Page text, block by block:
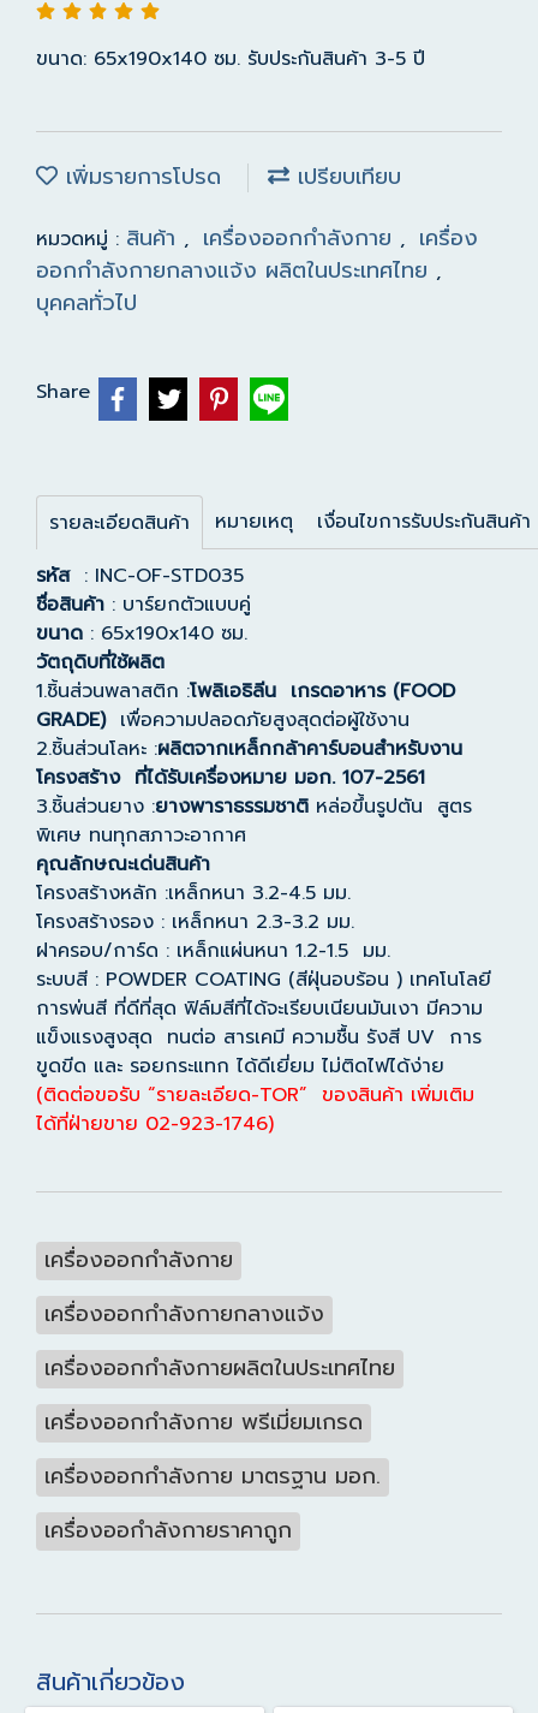
ขนาด: 65x190x140 ซม. รับประกันสินค้า 3-5 ปี
เพิ่มรายการโปรด เปรียบเทียบ
หมวดหมู่ : สินค้า , เครื่องออกกำลังกาย , เครื่อง
ออกกำลังกายกลางแจ้ง ผลิตในประเทศไทย ,
บุคคลทั่วไป
Share
รายละเอียดสินค้า หมายเหตุ
เงื่อนไขการรับประกันสินค้า
รหัส: INC-OF-STD035
ชื่อสินค้า : บาร์ยกตัวแบบคู่
ขนาด : 65x190x140 ซม.
วัตถุดิบที่ใช้ผลิต
1.ชิ้นส่วนพลาสติก :โพลิเอธิลีน เกรดอาหาร (FOOD
GRADE) เพื่อความปลอดภัยสูงสุดต่อผู้ใช้งาน
2.ชิ้นส่วนโลหะ :ผลิตจากเหล็กกล้าคาร์บอนสำหรับงาน
โครงสร้าง ที่ได้รับเครื่องหมาย มอก. 107-2561
3.ชิ้นส่วนยาง :ยางพาราธรรมชาติ หล่อขึ้นรูปตัน สูตร
พิเศษ ทนทุกสภาวะอากาศ
คุณลักษณะเด่นสินค้า
โครงสร้างหลัก :เหล็กหนา 3.2-4.5 มม.
โครงสร้างรอง : เหล็กหนา 2.3-3.2 มม.
ฝาครอบ/การ์ด : เหล็กแผ่นหนา 1.2-1.5 มม.
ระบบสี : POWDER COATING (สีฝุ่นอบร้อน ) เทคโนโลยี
การพ่นสี ที่ดีที่สุด ฟิล์มสีที่ได้จะเรียบเนียนมันเงา มีความ
แข็งแรงสูงสุด ทนต่อ สารเคมี ความชื้น รังสี UV การ
ขูดขีด และ รอยกระแทก ได้ดีเยี่ยม ไม่ติดไฟได้ง่าย
(ติดต่อขอรับ “รายละเอียด-TOR” ของสินค้า เพิ่มเติม
ได้ที่ฝ่ายขาย 02-923-1746)
เครื่องออกกำลังกาย
เครื่องออกกำลังกายกลางแจ้ง
เครื่องออกกำลังกายผลิตในประเทศไทย
เครื่องออกกำลังกาย พรีเมี่ยมเกรด
เครื่องออกกำลังกาย มาตรฐาน มอก.
เครื่องออกำลังกายราคาถูก
สินค้าเกี่ยวข้อง